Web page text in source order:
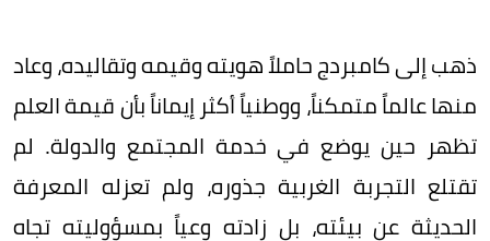
ذهب إلى كامبردج حاملاً هويته وقيمه وتقاليده، وعاد
منها عالماً متمكناً، ووطنياً أكثر إيماناً بأن قيمة العلم
تظهر حين يوضع في خدمة المجتمع والدولة. لم
تقتلع التجربة الغربية جذوره، ولم تعزله المعرفة
الحديثة عن بيئته، بل زادته وعياً بمسؤوليته تجاه